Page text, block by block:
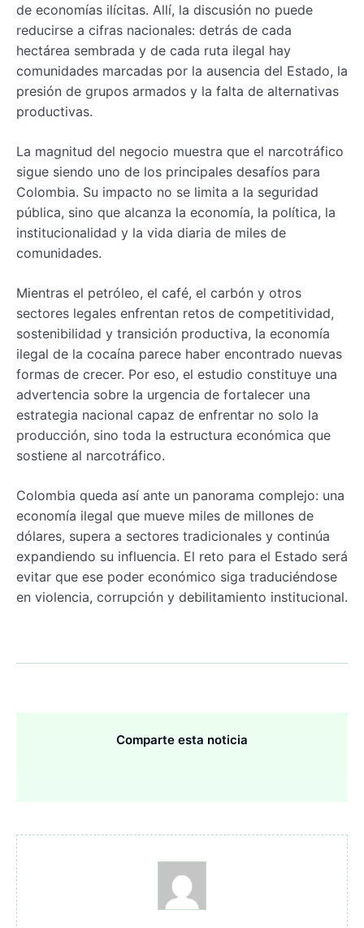
de economías ilícitas. Allí, la discusión no puede
reducirse a cifras nacionales: detrás de cada
hectárea sembrada y de cada ruta ilegal hay
comunidades marcadas por la ausencia del Estado, la
presión de grupos armados y la falta de alternativas
productivas.
La magnitud del negocio muestra que el narcotráfico
sigue siendo uno de los principales desafíos para
Colombia. Su impacto no se limita a la seguridad
pública, sino que alcanza la economía, la política, la
institucionalidad y la vida diaria de miles de
comunidades.
Mientras el petróleo, el café, el carbón y otros
sectores legales enfrentan retos de competitividad,
sostenibilidad y transición productiva, la economía
ilegal de la cocaína parece haber encontrado nuevas
formas de crecer. Por eso, el estudio constituye una
advertencia sobre la urgencia de fortalecer una
estrategia nacional capaz de enfrentar no solo la
producción, sino toda la estructura económica que
sostiene al narcotráfico.
Colombia queda así ante un panorama complejo: una
economía ilegal que mueve miles de millones de
dólares, supera a sectores tradicionales y continúa
expandiendo su influencia. El reto para el Estado será
evitar que ese poder económico siga traduciéndose
en violencia, corrupción y debilitamiento institucional.
Comparte esta noticia